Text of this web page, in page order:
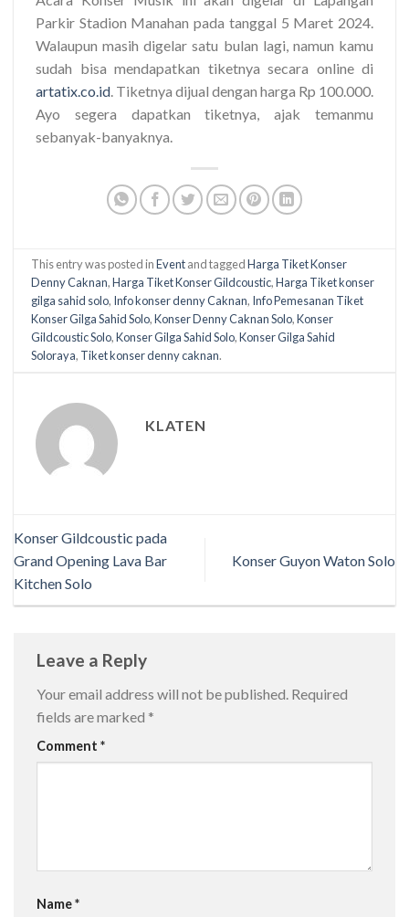
Parkir Stadion Manahan pada tanggal 5 Maret 2024.
Walaupun masih digelar satu bulan lagi, namun kamu
sudah bisa mendapatkan tiketnya secara online di
artatix.co.id. Tiketnya dijual dengan harga Rp 100.000.
Ayo segera dapatkan tiketnya, ajak temanmu
sebanyak-banyaknya.
This entry was posted in Eventand tagged Harga Tiket Konser
Denny Caknan, Harga Tiket Konser Gildcoustic, Harga Tiket konser
gilga sahid solo, Info konser denny Caknan, Info Pemesanan Tiket
Konser Gilga Sahid Solo, Konser Denny Caknan Solo, Konser
Gildcoustic Solo, Konser Gilga Sahid Solo, Konser Gilga Sahid
Soloraya, Tiket konser denny caknan.
KLATEN
Konser Gildcoustic pada
Grand Opening Lava Bar
Kitchen Solo
Konser Guyon Waton Solo
Leave a Reply
Your email address will not be published. Required
fields are marked *
Comment *
Name*